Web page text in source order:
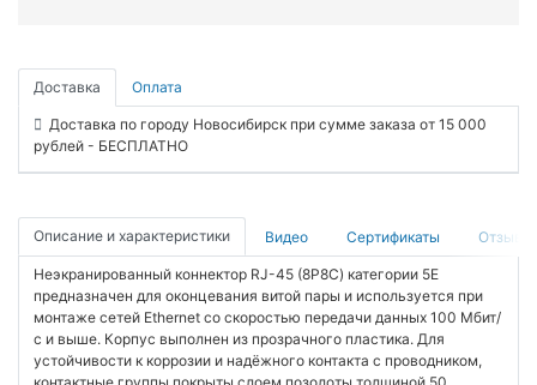
Доставка Оплата
Доставка по городу Новосибирск при сумме заказа от 15 000
рублей - БЕСПЛАТНО
Описание и характеристики Видео Сертификаты Отзывы
Неэкранированный коннектор RJ-45 (8Р8С) категории 5Е
предназначен для оконцевания витой пары и используется при
монтаже сетей Ethernet со скоростью передачи данных 100 Мбит/
с и выше. Корпус выполнен из прозрачного пластика. Для
устойчивости к коррозии и надёжного контакта с проводником,